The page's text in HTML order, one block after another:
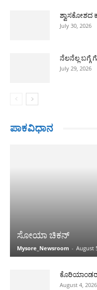
ಶ್ವಾಸಕೋಶದ
July 30, 2026
ನೆಲನೆಲ್ಲ ಬಗ್ಗೆ
July 29, 2026
ಪಾಕವಿಧಾನ
ಸೋಯಾ ಚಿಕನ್
Mysore_Newsroom - August
August 4, 2026